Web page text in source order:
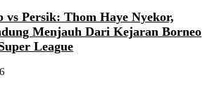
vs Persik: Thom Haye Nyekor,
Menjauh Dari Kejaran Borneo
League